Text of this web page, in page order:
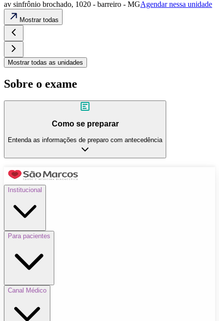
av sinfrônio brochado, 1020 - barreiro - MGAgendar nessa unidade
Mostrar todas
Mostrar todas as unidades
Sobre o exame
Como se preparar
Entenda as informações de preparo com antecedência
Institucional
Para pacientes
Canal Médico